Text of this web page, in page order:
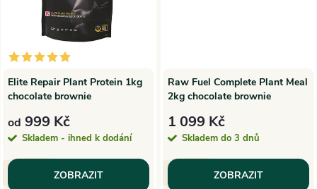
Elite Repair Plant Protein 1kg
chocolate brownie
od 999 Kč
Skladem - ihned k dodání
ZOBRAZIT
Raw Fuel Complete Plant Meal
2kg chocolate brownie
1 099 Kč
Skladem do 3 dnů
ZOBRAZIT